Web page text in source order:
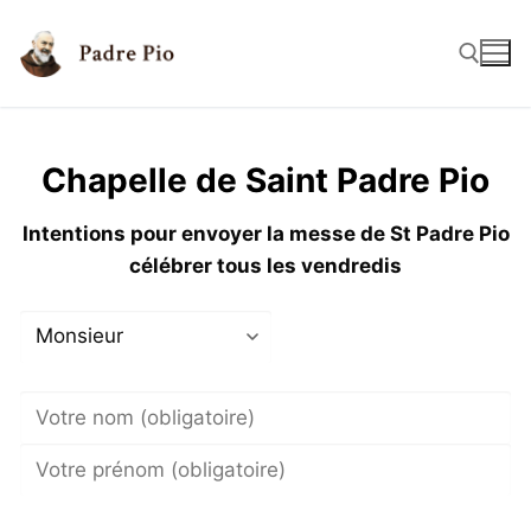
Chapelle de Saint Padre Pio
Intentions pour envoyer la messe de St Padre Pio
célébrer tous les vendredis